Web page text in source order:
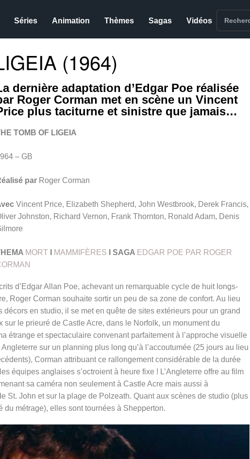
Séries Animation Thèmes Sagas Vidéos
(1964)
dernière adaptation d’Edgar Poe réalisée
Roger Corman met en scène un Vincent
plus taciturne et sinistre que jamais…
TOMB OF LIGEIA
– GB
par Roger Corman
Vincent Price, Elizabeth Shepherd, John Westbrook, Derek Francis,
Johnston, Richard Vernon, Frank Thornton, Ronald Adam, Denis
MORT MAMMIFÈRES I SAGA EDGAR POE PAR ROGER
d’Edgar Allan Poe, achevant un remarquable cycle de huit longs-
Roger Corman souhaite sortir un peu de sa zone de confort. Au lieu
en studio, il se met en quête de sites extérieurs pour un grand
sur le prieuré de Castle Acre, dans le Norfolk, un monument du
étrange et spectaculaire convenant parfaitement à l’approche visuelle
sur un planning plus long qu’à l’accoutumée (25 jours au lieu
Corman attribuant ce rallongement considérable de la durée
équipes anglaises s’octroient à heure fixe ! L’Angleterre offre au film
sa caméra non seulement à Castle Acre mais aussi à
St. John et sur la plage de Polzeath. Quant aux scènes de studio (plus
du métrage), elles sont tournées à Shepperton.